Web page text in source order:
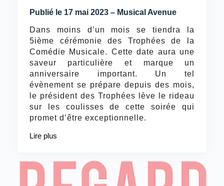
Publié le 17 mai 2023 – Musical Avenue
Dans moins d’un mois se tiendra la
5ième cérémonie des Trophées de la
Comédie Musicale. Cette date aura une
saveur particulière et marque un
anniversaire important. Un tel
évènement se prépare depuis des mois,
le président des Trophées lève le rideau
sur les coulisses de cette soirée qui
promet d’être exceptionnelle.
Lire plus